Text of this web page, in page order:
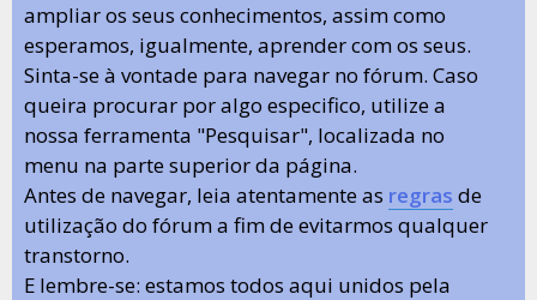
ampliar os seus conhecimentos, assim como
esperamos, igualmente, aprender com os seus.
Sinta-se à vontade para navegar no fórum. Caso
queira procurar por algo especifico, utilize a
nossa ferramenta "Pesquisar", localizada no
menu na parte superior da página.
Antes de navegar, leia atentamente as regras de
utilização do fórum a fim de evitarmos qualquer
transtorno.
E lembre-se: estamos todos aqui unidos pela